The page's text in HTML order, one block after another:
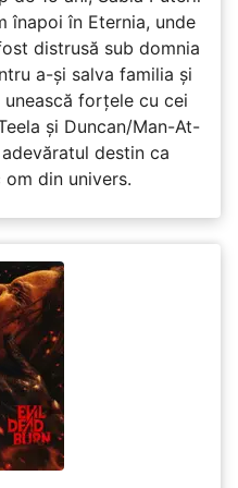
înapoi în Eternia, unde
distrusă sub domnia
a-și salva familia și
forțele cu cei
și Duncan/Man-At-
destin ca
din univers.